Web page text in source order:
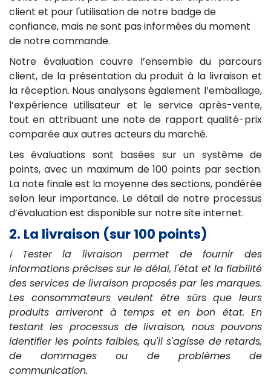
client et pour l'utilisation de notre badge de
confiance, mais ne sont pas informées du moment
de notre commande.
Notre évaluation couvre l’ensemble du parcours
client, de la présentation du produit à la livraison et
la réception. Nous analysons également l’emballage,
l’expérience utilisateur et le service après-vente,
tout en attribuant une note de rapport qualité-prix
comparée aux autres acteurs du marché.
Les évaluations sont basées sur un système de
points, avec un maximum de 100 points par section.
La note finale est la moyenne des sections, pondérée
selon leur importance. Le détail de notre processus
d’évaluation est disponible sur notre site internet.
2. La livraison (sur 100 points)
ℹ️ Tester la livraison permet de fournir des
informations précises sur le délai, l'état et la fiabilité
des services de livraison proposés par les marques.
Les consommateurs veulent être sûrs que leurs
produits arriveront à temps et en bon état. En
testant les processus de livraison, nous pouvons
identifier les points faibles, qu'il s'agisse de retards,
de dommages ou de problèmes de
communication.